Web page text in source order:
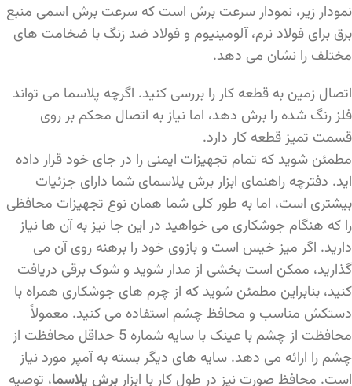
نمودار زیر، نمودار سرعت برش است که سرعت برش اسمی منبع
برق برای فولاد نرم، آلومینیوم و فولاد ضد زنگ با ضخامت های
مختلف را نشان می دهد.
اتصال زمین به قطعه کار را بررسی کنید. اگرچه پلاسما می تواند
فلز رنگ شده را برش دهد، اما نیاز به اتصال محکم بر روی
قسمت تمیز قطعه کار دارد.
مطمئن شوید که تمام تجهیزات ایمنی را در جای خود قرار داده
اید. دفترچه راهنمای ابزار برش پلاسمای شما دارای جزئیات
بیشتری است، اما به طور کلی شما همان نوع تجهیزات محافظی
را که هنگام جوشکاری می خواهید در این جا نیز به آن ها نیاز
دارید. اگر میز خیس است و بازوی خود را برهنه روی آن می
گذارید، ممکن است بخشی از مدار شوید و شوک برقی دریافت
کنید، بنابراین مطمئن شوید که از چرم های جوشکاری همراه با
دستکش مناسب و محافظ چشم استفاده می کنید. معمولاً
محافظت از چشم با عینک با سایه شماره 5 حداقل محافظت از
چشم را ارائه می دهد. سایه های دیگر بسته به آمپر مورد نیاز
است. محافظ صورت نیز در طول کار با ابزاربرش پلاسما، توصیه